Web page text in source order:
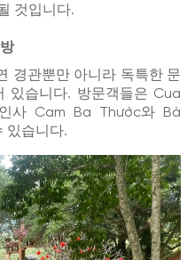
것입니다.
경관뿐만 아니라 독특한 문
있습니다. 방문객들은 Cua
사 Cam Ba Thước와 Bà
있습니다.